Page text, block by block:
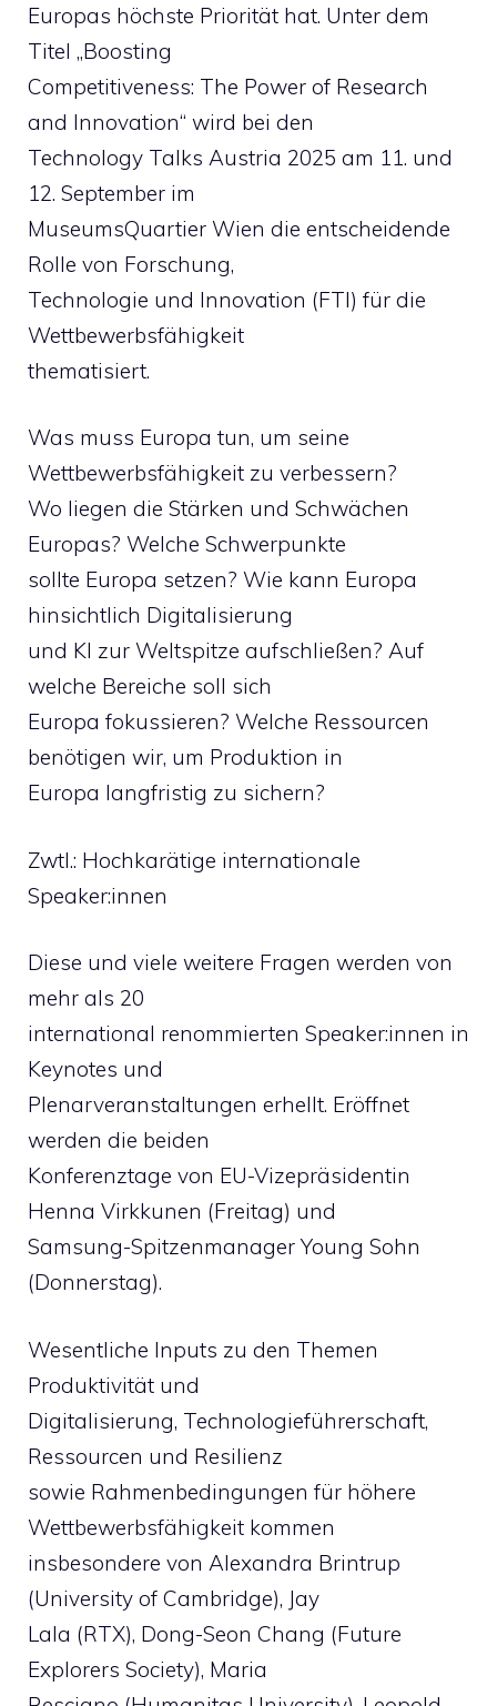
Europas höchste Priorität hat. Unter dem
Titel „Boosting
Competitiveness: The Power of Research
and Innovation“ wird bei den
Technology Talks Austria 2025 am 11. und
12. September im
MuseumsQuartier Wien die entscheidende
Rolle von Forschung,
Technologie und Innovation (FTI) für die
Wettbewerbsfähigkeit
thematisiert.
Was muss Europa tun, um seine
Wettbewerbsfähigkeit zu verbessern?
Wo liegen die Stärken und Schwächen
Europas? Welche Schwerpunkte
sollte Europa setzen? Wie kann Europa
hinsichtlich Digitalisierung
und KI zur Weltspitze aufschließen? Auf
welche Bereiche soll sich
Europa fokussieren? Welche Ressourcen
benötigen wir, um Produktion in
Europa langfristig zu sichern?
Zwtl.: Hochkarätige internationale
Speaker:innen
Diese und viele weitere Fragen werden von
mehr als 20
international renommierten Speaker:innen in
Keynotes und
Plenarveranstaltungen erhellt. Eröffnet
werden die beiden
Konferenztage von EU-Vizepräsidentin
Henna Virkkunen (Freitag) und
Samsung-Spitzenmanager Young Sohn
(Donnerstag).
Wesentliche Inputs zu den Themen
Produktivität und
Digitalisierung, Technologieführerschaft,
Ressourcen und Resilienz
sowie Rahmenbedingungen für höhere
Wettbewerbsfähigkeit kommen
insbesondere von Alexandra Brintrup
(University of Cambridge), Jay
Lala (RTX), Dong-Seon Chang (Future
Explorers Society), Maria